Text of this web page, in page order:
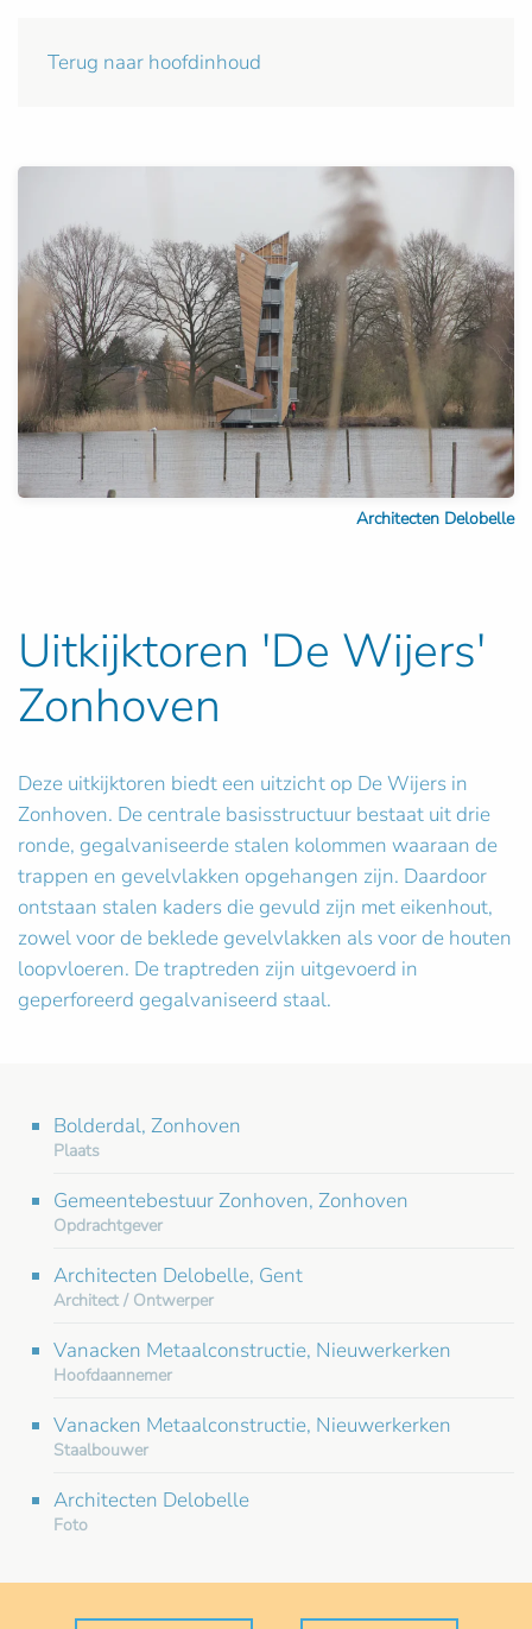
Terug naar hoofdinhoud
Architecten Delobelle
Uitkijktoren 'De Wijers'
Zonhoven
Deze uitkijktoren biedt een uitzicht op De Wijers in
Zonhoven. De centrale basisstructuur bestaat uit drie
ronde, gegalvaniseerde stalen kolommen waaraan de
trappen en gevelvlakken opgehangen zijn. Daardoor
ontstaan stalen kaders die gevuld zijn met eikenhout,
zowel voor de beklede gevelvlakken als voor de houten
loopvloeren. De traptreden zijn uitgevoerd in
geperforeerd gegalvaniseerd staal.
Bolderdal, Zonhoven
Plaats
Gemeentebestuur Zonhoven, Zonhoven
Opdrachtgever
Architecten Delobelle, Gent
Architect / Ontwerper
Vanacken Metaalconstructie, Nieuwerkerken
Hoofdaannemer
Vanacken Metaalconstructie, Nieuwerkerken
Staalbouwer
Architecten Delobelle
Foto